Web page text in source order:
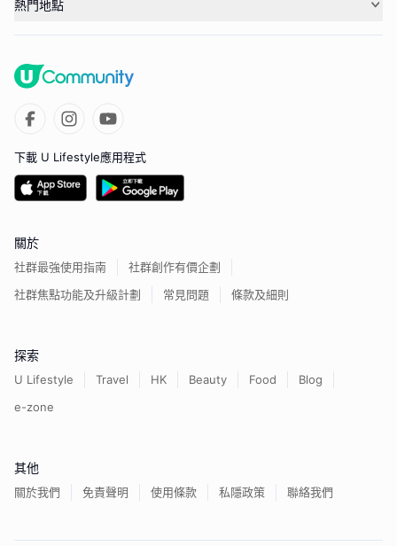
熱門地點
下載 U Lifestyle應用程式
關於
社群最強使用指南
社群創作有價企劃
社群焦點功能及升級計劃
常見問題 條款及細則
探索
U Lifestyle Travel HK Beauty Food
Blog
e-zone
其他
關於我們 免責聲明 使用條款 私隱政策 聯絡我們